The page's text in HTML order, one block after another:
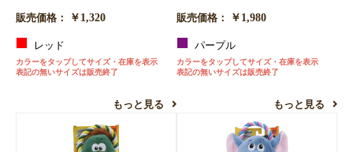
販売価格： ￥1,320
レッド
カラーをタップしてサイズ・在庫を表示
表記の無いサイズは販売終了
もっと見る
販売価格： ￥1,980
パープル
カラーをタップしてサイズ・在庫を表示
表記の無いサイズは販売終了
もっと見る